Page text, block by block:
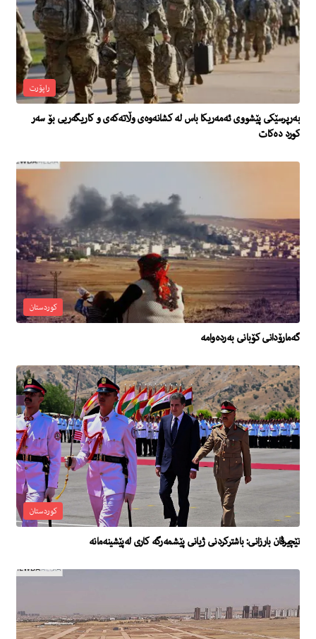
راپۆرت
به‌رپرسێكى پێشووى ئه‌مه‌ریكا باس له‌ كشانه‌وه‌ى وڵاته‌كه‌ى و كاریگه‌ریی بۆ سه‌ر
كورد ده‌كات
کوردستان
گەمارۆدانی کۆبانی بەردەوامە
کوردستان
نێچیرڤان بارزانی: باشترکردنی ژیانی پێشمەرگە کاری لەپێشینەمانە